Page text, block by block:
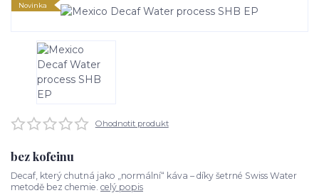
Novinka
Ohodnotit produkt
bez kofeinu
Decaf, který chutná jako „normální“ káva – díky šetrné Swiss Water
metodě bez chemie. celý popis